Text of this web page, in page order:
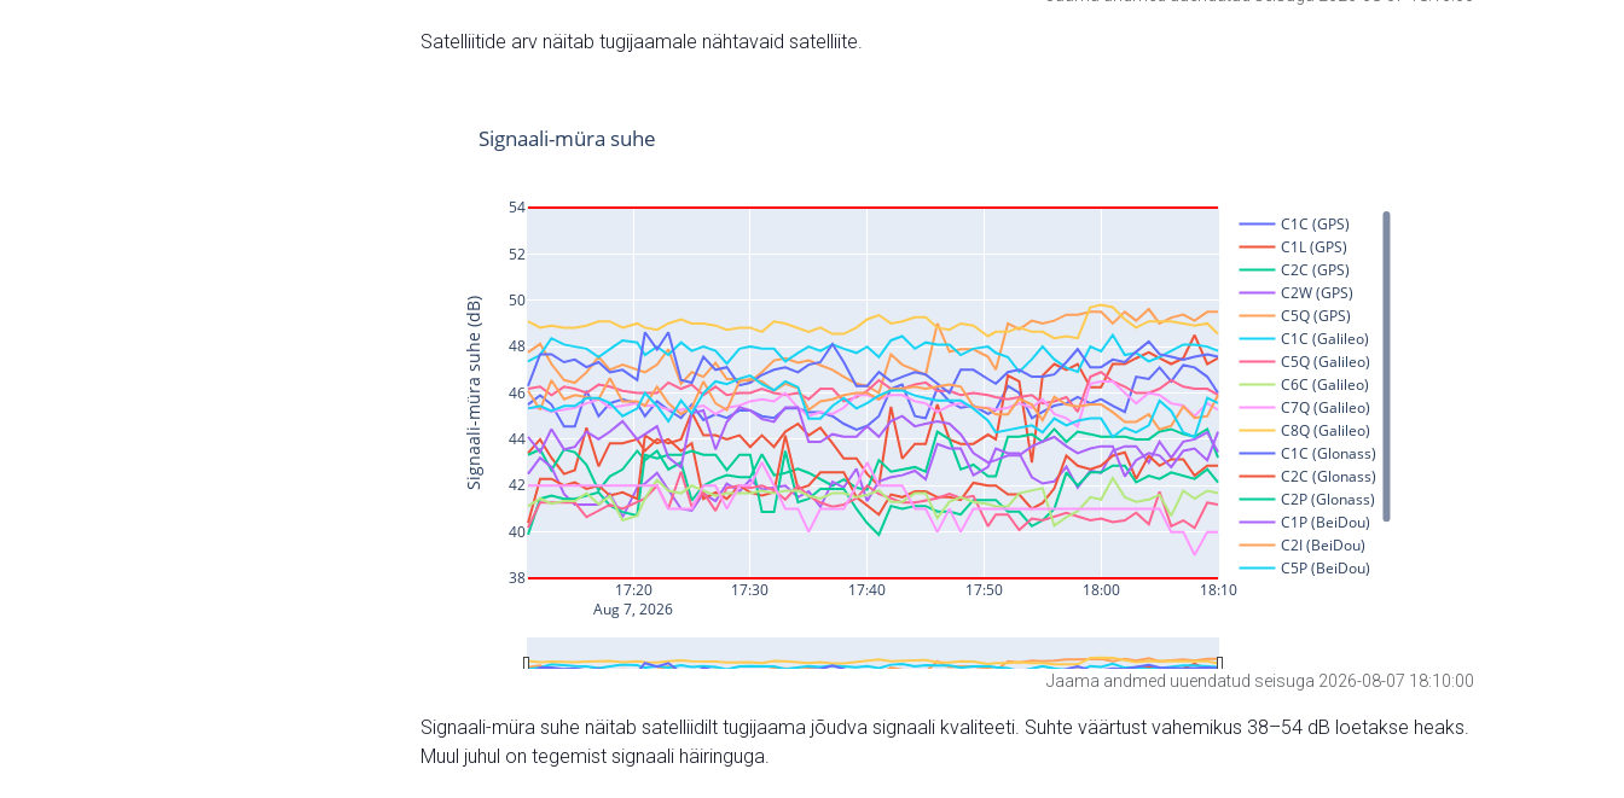
Satelliitide arv näitab tugijaamale nähtavaid satelliite.
Jaama andmed uuendatud seisuga 2026-08-07 18:10:00
Signaali-müra suhe näitab satelliidilt tugijaama jõudva signaali kvaliteeti. Suhte väärtust vahemikus 38–54 dB loetakse heaks.
Muul juhul on tegemist signaali häiringuga.